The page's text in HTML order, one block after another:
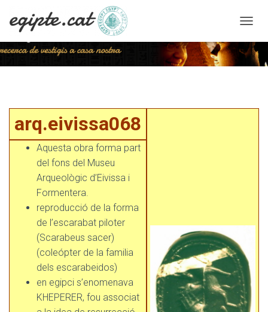
A
N
A
arq.eivissa068
Aquesta obra forma part
del fons del Museu
Arqueològic d’Eivissa i
Formentera.
reproducció de la forma
de l’escarabat piloter
(Scarabeus sacer)
(coleópter de la familia
dels escarabeidos)
en egipci s’enomenava
KHEPERER, fou associat